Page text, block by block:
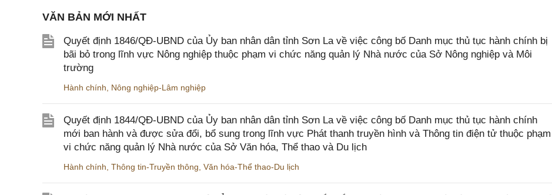
VĂN BẢN MỚI NHẤT
Quyết định 1846/QĐ-UBND của Ủy ban nhân dân tỉnh Sơn La về việc công bố Danh mục thủ tục hành chính bị
bãi bỏ trong lĩnh vực Nông nghiệp thuộc phạm vi chức năng quản lý Nhà nước của Sở Nông nghiệp và Môi
trường
Hành chính Nông nghiệp-Lâm nghiệp
Quyết định 1844/QĐ-UBND của Ủy ban nhân dân tỉnh Sơn La về việc công bố Danh mục thủ tục hành chính
mới ban hành và được sửa đổi, bổ sung trong lĩnh vực Phát thanh truyền hình và Thông tin điện tử thuộc phạm
vi chức năng quản lý Nhà nước của Sở Văn hóa, Thể thao và Du lịch
Hành chính Thông tin-Truyền thông Văn hóa-Thể thao-Du lịch